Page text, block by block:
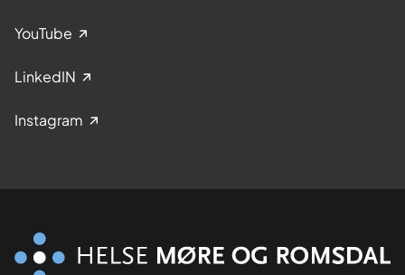
YouTube
LinkedIN
Instagram